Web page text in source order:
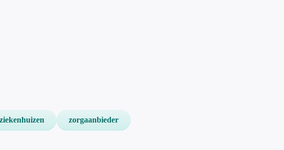
ziekenhuizen zorgaanbieder